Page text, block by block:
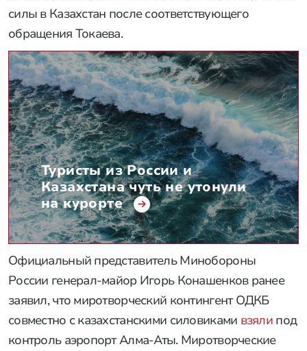
силы в Казахстан после соответствующего
обращения Токаева.
Туристы из России и
Казахстана чуть не утонули
на курорте
Официальный представитель Минобороны
России генерал-майор Игорь Конашенков ранее
заявил, что миротворческий контингент ОДКБ
совместно с казахстанскими силовиками взяли под
контроль аэропорт Алма-Аты. Миротворческие